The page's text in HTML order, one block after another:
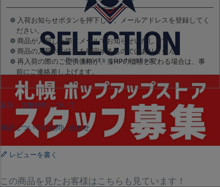
入荷お知らせボタンを押下して、メールアドレスを登録してく
ださい。
商品が入荷した際にメールでお知らせいたします。
商品の入荷やご注文を確定するものではありません。
再入荷の際のご提供価格が、当HPの価格と変わる場合は、事
前にご連絡差し上げます。
返品・交換特約について
商品についてのお問い合わせ
レビューを書く
この商品を見たお客様はこちらも見ています！